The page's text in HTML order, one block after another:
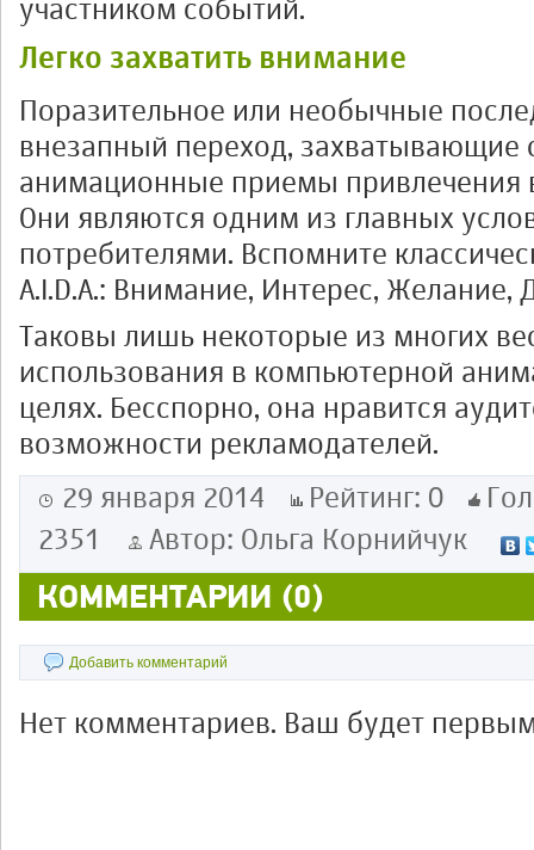
участником событий.
Легко захватить внимание
Поразительное или необычные
внезапный переход, захватывающие
анимационные приемы
Они являются одним из главных
потребителями. Вспомните
A.I.D.A.: Внимание, Интерес, Желание,
Таковы лишь некоторые из многих
использования в компьютерной
целях. Бесспорно, она нравится
возможности рекламодателей.
29 января 2014
Рейтинг: 0
2351
Автор: Ольга Корнийчук
КОММЕНТАРИИ (0)
Добавить комментарий
Нет комментариев. Ваш будет